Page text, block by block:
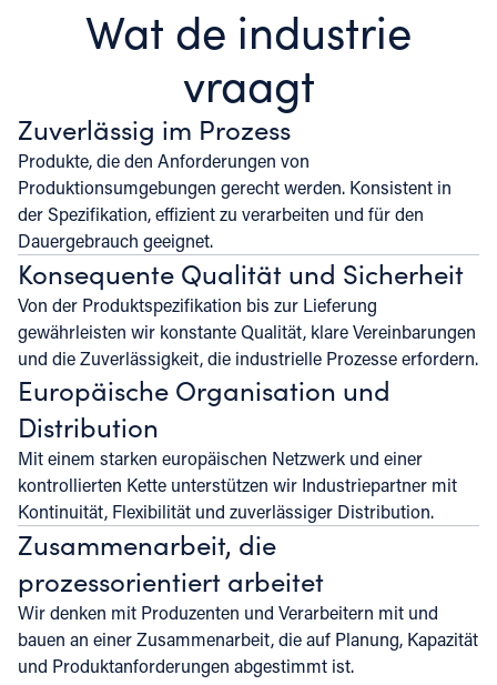
Wat de industrie
vraagt
Zuverlässig im Prozess
Produkte, die den Anforderungen von
Produktionsumgebungen gerecht werden. Konsistent in
der Spezifikation, effizient zu verarbeiten und für den
Dauergebrauch geeignet.
Konsequente Qualität und Sicherheit
Von der Produktspezifikation bis zur Lieferung
gewährleisten wir konstante Qualität, klare Vereinbarungen
und die Zuverlässigkeit, die industrielle Prozesse erfordern.
Europäische Organisation und
Distribution
Mit einem starken europäischen Netzwerk und einer
kontrollierten Kette unterstützen wir Industriepartner mit
Kontinuität, Flexibilität und zuverlässiger Distribution.
Zusammenarbeit, die
prozessorientiert arbeitet
Wir denken mit Produzenten und Verarbeitern mit und
bauen an einer Zusammenarbeit, die auf Planung, Kapazität
und Produktanforderungen abgestimmt ist.